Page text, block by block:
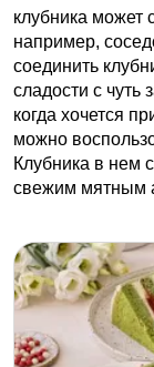
клубника может
например,
соединить
сладости с чуть
когда хочется
можно
Клубника в нем
свежим мятным